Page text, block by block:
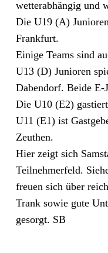
wetterabhängig und
Die U19 (A)
Frankfurt.
Einige Teams sind
U13 (D) Junioren
Dabendorf. Beide E-
Die U10 (E2)
U11 (E1) ist
Zeuthen.
Hier zeigt sich
Teilnehmerfeld.
freuen sich über
Trank sowie gute
gesorgt. SB